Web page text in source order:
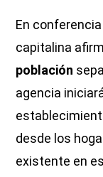
En
capitalina
población
agencia
desde los
existente en